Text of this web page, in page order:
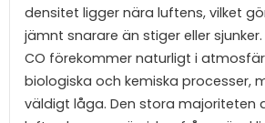
densitet ligger nära luftens, vilket
jämnt snarare än stiger eller
CO förekommer naturligt i
biologiska och kemiska processer,
väldigt låga. Den stora majoriteten